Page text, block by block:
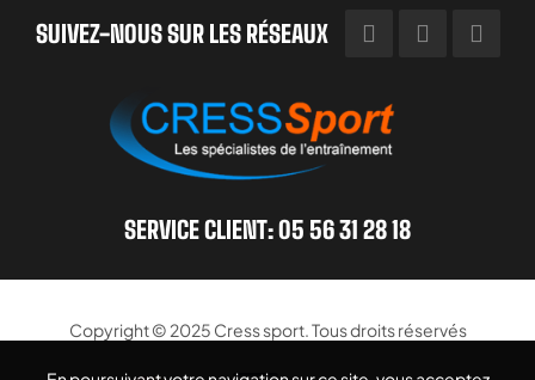
SUIVEZ-NOUS SUR LES RÉSEAUX
SERVICE CLIENT: 05 56 31 28 18
Copyright © 2025 Cress sport. Tous droits réservés